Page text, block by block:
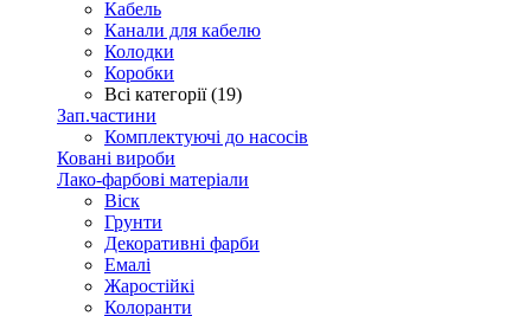
Кабель
Канали для кабелю
Колодки
Коробки
Всі категорії (19)
Зап.частини
Комплектуючі до насосів
Ковані вироби
Лако-фарбові матеріали
Віск
Грунти
Декоративні фарби
Емалі
Жаростійкі
Колоранти